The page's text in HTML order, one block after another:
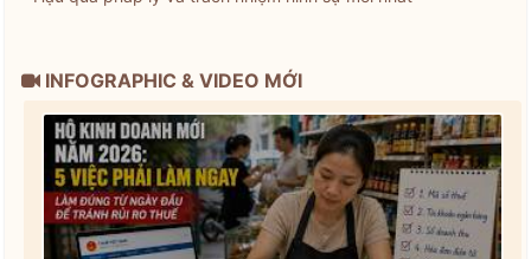
INFOGRAPHIC & VIDEO MỚI